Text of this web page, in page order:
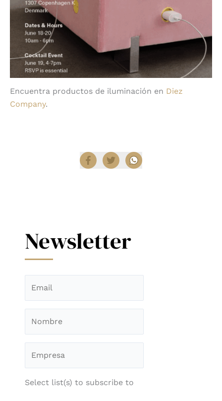
Encuentra productos de iluminación en Diez
Company.
Newsletter
Select list(s) to subscribe to